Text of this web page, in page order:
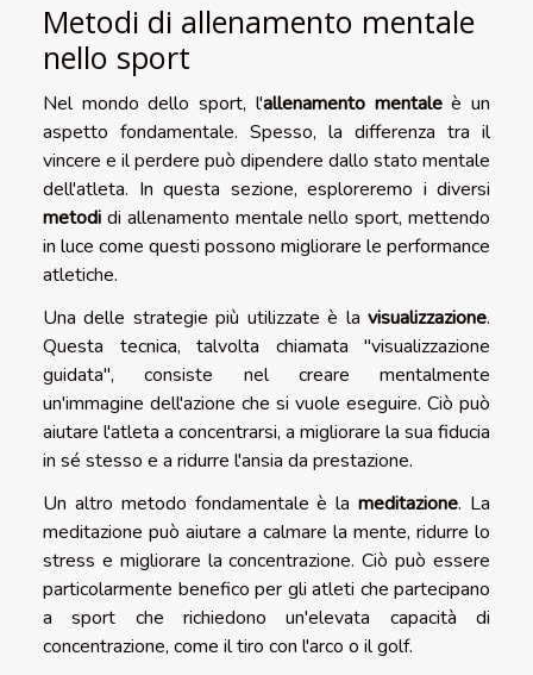
Metodi di allenamento mentale
nello sport
Nel mondo dello sport, l'allenamento mentaleè un
aspetto fondamentale. Spesso, la differenza tra il
vincere e il perdere può dipendere dallo stato mentale
dell'atleta. In questa sezione, esploreremo i diversi
metodi di allenamento mentale nello sport, mettendo
in luce come questi possono migliorare le performance
atletiche.
Una delle strategie più utilizzate è la visualizzazione.
Questa tecnica, talvolta chiamata "visualizzazione
guidata", consiste nel creare mentalmente
un'immagine dell'azione che si vuole eseguire. Ciò può
aiutare l'atleta a concentrarsi, a migliorare la sua fiducia
in sé stesso e a ridurre l'ansia da prestazione.
Un altro metodo fondamentale è lameditazione. La
meditazione può aiutare a calmare la mente, ridurre lo
stress e migliorare la concentrazione. Ciò può essere
particolarmente benefico per gli atleti che partecipano
a sport che richiedono un'elevata capacità di
concentrazione, come il tiro con l'arco o il golf.